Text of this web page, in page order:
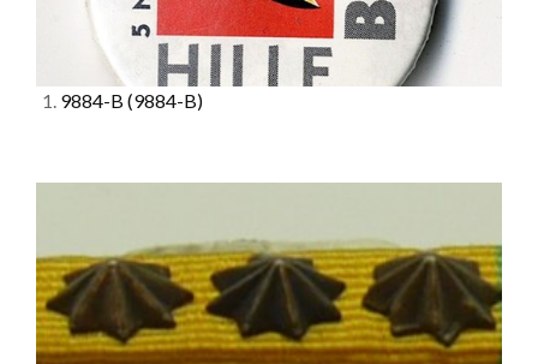
1. 9884-B (9884-B)